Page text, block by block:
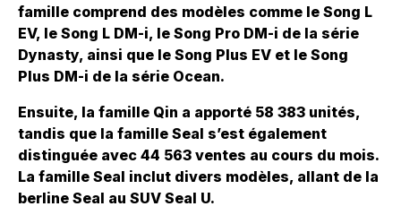
famille comprend des modèles comme le Song L
EV, le Song L DM-i, le Song Pro DM-i de la série
Dynasty, ainsi que le Song Plus EV et le Song
Plus DM-i de la série Ocean.
Ensuite, la famille Qin a apporté 58 383 unités,
tandis que la famille Seal s’est également
distinguée avec 44 563 ventes au cours du mois.
La famille Seal inclut divers modèles, allant de la
berline Seal au SUV Seal U.